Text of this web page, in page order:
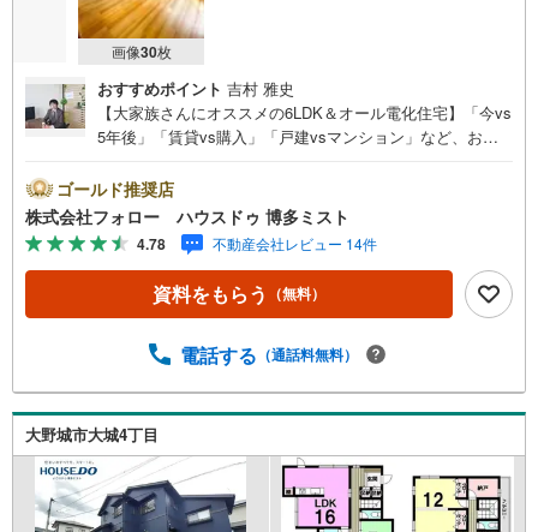
画像30枚
おすすめポイント 吉村 雅史
【大家族さんにオススメの6LDK＆オール電化住宅】「今vs
5年後」「賃貸vs購入」「戸建vsマンション」など、お住
ださい。答えはお客様の家族構成やご年齢、ライフプラン
によって全く変わってきます。ネット検索も便利ですが、1
回のご相談でお悩みが解決できるかもしれません。その答
えが「購入しない」となっても、お客様、ご家族様のベス
トであれば、それに越したことはありません。まずはお問
い合わせください。
ゴールド推奨店
株式会社フォロー ハウスドゥ 博多ミスト
4.78 不動産会社レビュー 14件
資料をもらう （無料）
電話する （通話料無料）
大野城市大城4丁目